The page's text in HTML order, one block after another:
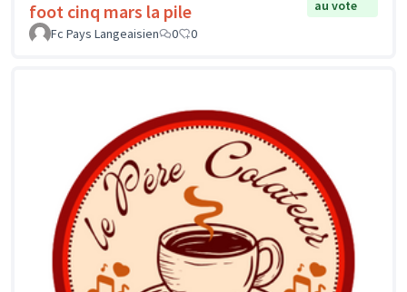
foot cinq mars la pile
au vote
Fc Pays Langeaisien
0 0